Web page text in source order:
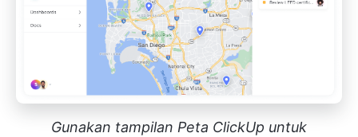
Gunakan tampilan Peta ClickUp untuk